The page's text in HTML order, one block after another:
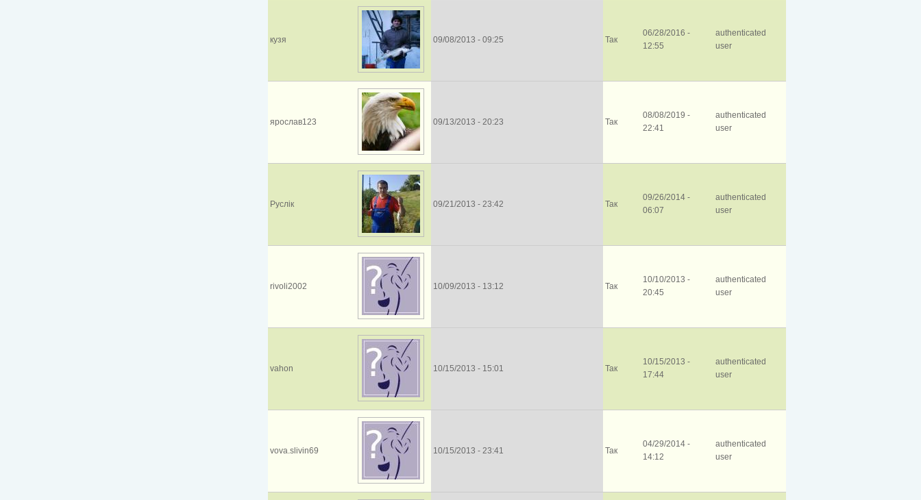
кузя 09/08/2013 - 09:25 Так
06/28/2016 -
12:55
authenticated
user
ярослав123 09/13/2013 - 20:23 Так
08/08/2019 -
22:41
authenticated
user
Руслік 09/21/2013 - 23:42 Так
09/26/2014 -
06:07
authenticated
user
rivoli2002 10/09/2013 - 13:12 Так
10/10/2013 -
20:45
authenticated
user
vahon 10/15/2013 - 15:01 Так
10/15/2013 -
17:44
authenticated
user
vova.slivin69 10/15/2013 - 23:41 Так
04/29/2014 -
14:12
authenticated
user